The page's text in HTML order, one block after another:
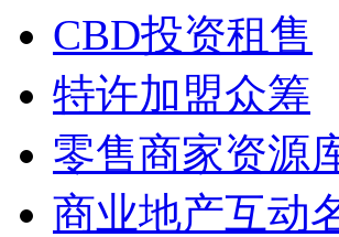
CBD投资租售
特许加盟众筹
零售商家资源
商业地产互动